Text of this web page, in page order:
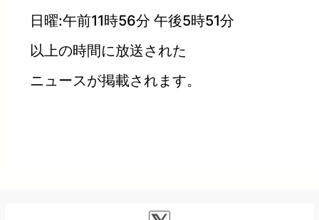
日曜:午前11時56分 午後5時51分
以上の時間に放送された
ニュースが掲載されます。